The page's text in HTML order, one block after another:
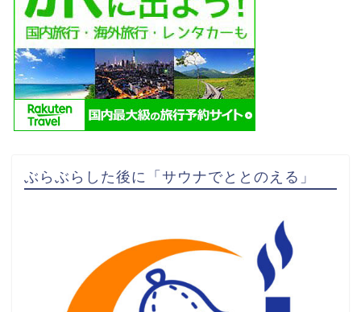
ぶらぶらした後に「サウナでととのえる」